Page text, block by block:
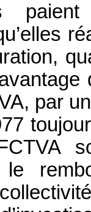
par
le